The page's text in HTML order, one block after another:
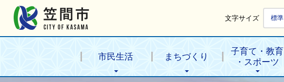
文字サイズ 標準
市民生活 まちづくり
子育て・教育
・スポーツ